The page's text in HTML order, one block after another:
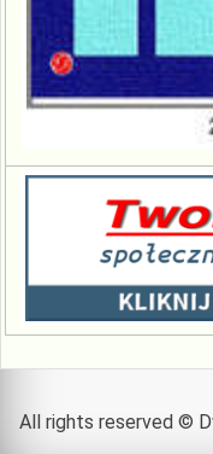
All rights reserved ©